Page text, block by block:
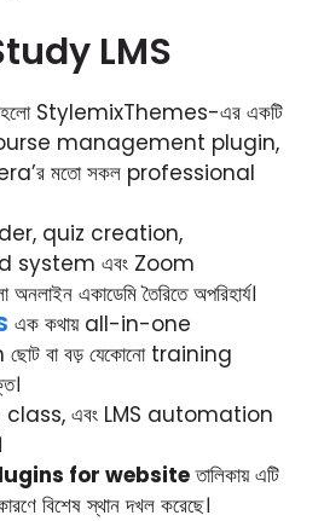
LMS
StylemixThemes-এর একটি
management plugin,
মতো সকল professional
quiz creation,
system এবং Zoom
একাডেমি তৈরিতে অপরিহার্য।
এক কথায় all-in-one
বা বড় যেকোনো training
class, এবং LMS automation
for websiteতালিকায় এটি
বিশেষ স্থান দখল করেছে।